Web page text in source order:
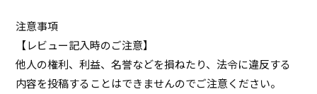
注意事項
【レビュー記入時のご注意】
他人の権利、利益、名誉などを損ねたり、法令に違反する
内容を投稿することはできませんのでご注意ください。